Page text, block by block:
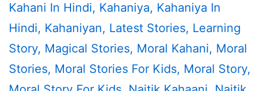
Kahani In Hindi, Kahaniya, Kahaniya In
Hindi, Kahaniyan, Latest Stories, Learning
Story, Magical Stories, Moral Kahani, Moral
Stories, Moral Stories For Kids, Moral Story,